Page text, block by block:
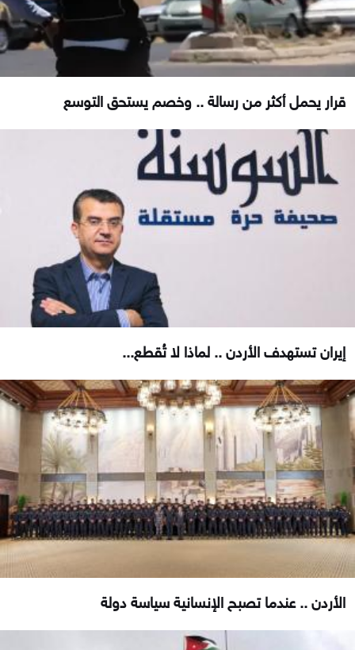
قرار يحمل أكثر من رسالة .. وخصم يستحق التوسع
إيران تستهدف الأردن .. لماذا لا تُقطع...
الأردن .. عندما تصبح الإنسانية سياسة دولة